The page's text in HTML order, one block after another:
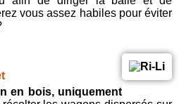
vous assez habiles pour éviter
en bois, uniquement